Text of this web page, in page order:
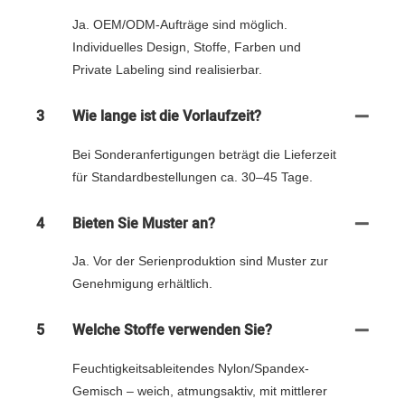
Ja. OEM/ODM-Aufträge sind möglich.
Individuelles Design, Stoffe, Farben und
Private Labeling sind realisierbar.
3 Wie lange ist die Vorlaufzeit?
Bei Sonderanfertigungen beträgt die Lieferzeit
für Standardbestellungen ca. 30–45 Tage.
4 Bieten Sie Muster an?
Ja. Vor der Serienproduktion sind Muster zur
Genehmigung erhältlich.
5 Welche Stoffe verwenden Sie?
Feuchtigkeitsableitendes Nylon/Spandex-
Gemisch – weich, atmungsaktiv, mit mittlerer